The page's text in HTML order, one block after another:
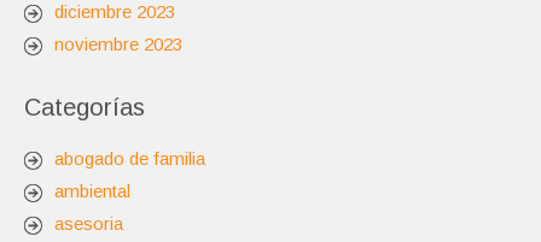
diciembre 2023
noviembre 2023
Categorías
abogado de familia
ambiental
asesoria